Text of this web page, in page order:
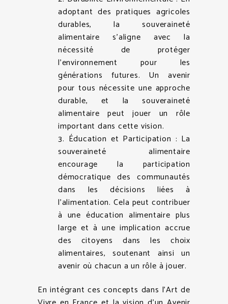
adoptant des pratiques agricoles
durables, la souveraineté
alimentaire s’aligne avec la
nécessité de protéger
l’environnement pour les
générations futures. Un avenir
pour tous nécessite une approche
durable, et la souveraineté
alimentaire peut jouer un rôle
important dans cette vision.
3. Éducation et Participation : La
souveraineté alimentaire
encourage la participation
démocratique des communautés
dans les décisions liées à
l’alimentation. Cela peut contribuer
à une éducation alimentaire plus
large et à une implication accrue
des citoyens dans les choix
alimentaires, soutenant ainsi un
avenir où chacun a un rôle à jouer.
En intégrant ces concepts dans l’Art de